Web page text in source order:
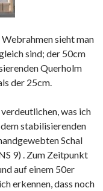
sieht man
sind; der 50cm
Querholm
der 25cm.
was ich
dem stabilisierenden
Schal
9) . Zum Zeitpunkt
auf einem 50er
erkennen, dass noch